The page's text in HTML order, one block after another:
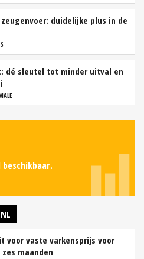
duidelijke plus in de
dé sleutel tot minder uitval en
voor vaste varkensprijs voor
maanden